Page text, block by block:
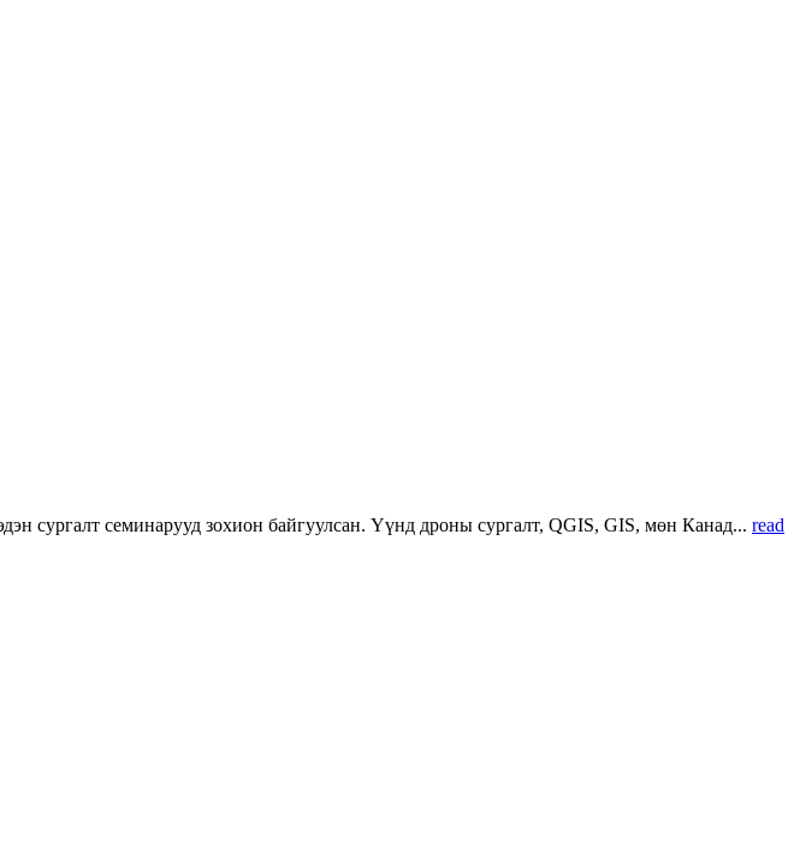
сургалт семинарууд зохион байгуулсан. Үүнд дроны сургалт, QGIS, GIS, мөн Канад... read